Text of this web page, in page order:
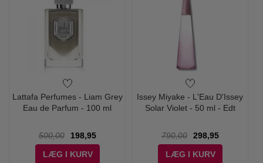
Lattafa Perfumes - Liam Grey
Eau de Parfum - 100 ml
500,00
198,95
LÆG I KURV
Issey Miyake - L'Eau D'Issey
Solar Violet - 50 ml - Edt
790,00
298,95
LÆG I KURV